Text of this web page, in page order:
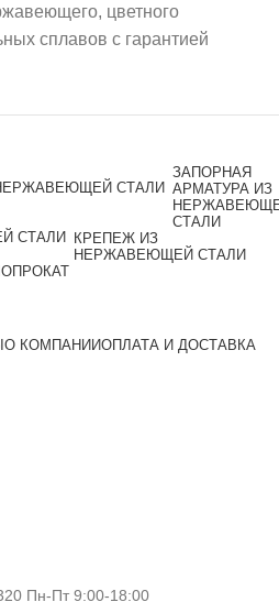
цветного
сплавов с гарантией
ЗАПОРНАЯ
АРМАТУРА ИЗ
СТАЛИ
КРЕПЕЖ ИЗ
НЕРЖАВЕЮЩЕЙ СТАЛИ
О КОМПАНИИОПЛАТА И ДОСТАВКА
Пн-Пт 9:00-18:00